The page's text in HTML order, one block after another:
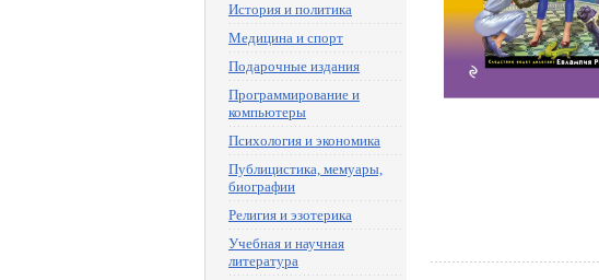
История и политика
Медицина и спорт
Подарочные издания
Программирование и
компьютеры
Психология и экономика
Публицистика, мемуары,
биографии
Религия и эзотерика
Учебная и научная
литература